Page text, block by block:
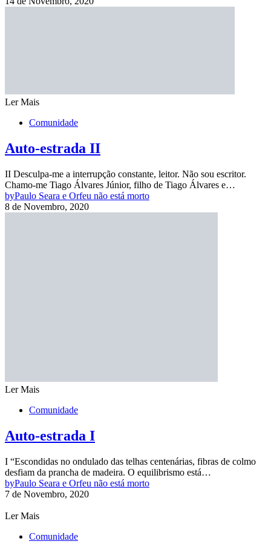
Ler Mais
Comunidade
Auto-estrada II
II Desculpa-me a interrupção constante, leitor. Não sou escritor.
Chamo-me Tiago Álvares Júnior, filho de Tiago Álvares e…
byPaulo Seara e Orfeu não está morto
8 de Novembro, 2020
Ler Mais
Comunidade
Auto-estrada I
I “Escondidas no ondulado das telhas centenárias, fibras de colmo
desfiam da prancha de madeira. O equilibrismo está…
byPaulo Seara e Orfeu não está morto
7 de Novembro, 2020
Ler Mais
Comunidade